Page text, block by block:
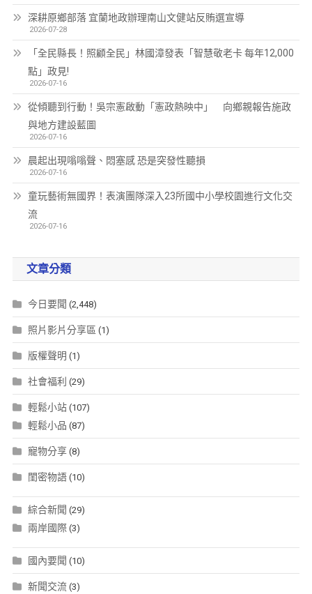
深耕原鄉部落 宜蘭地政辦理南山文健站反賄選宣導
2026-07-28
「全民縣長！照顧全民」林國漳發表「智慧敬老卡 每年12,000
點」政見!
2026-07-16
從傾聽到行動！吳宗憲啟動「憲政熱映中」 向鄉親報告施政
與地方建設藍圖
2026-07-16
晨起出現嗡嗡聲、悶塞感 恐是突發性聽損
2026-07-16
童玩藝術無國界！表演團隊深入23所國中小學校園進行文化交
流
2026-07-16
文章分類
今日要聞 (2,448)
照片影片分享區 (1)
版權聲明 (1)
社會福利 (29)
輕鬆小站(107)
輕鬆小品 (87)
寵物分享(8)
閨密物語(10)
綜合新聞 (29)
兩岸國際(3)
國內要聞 (10)
新聞交流(3)